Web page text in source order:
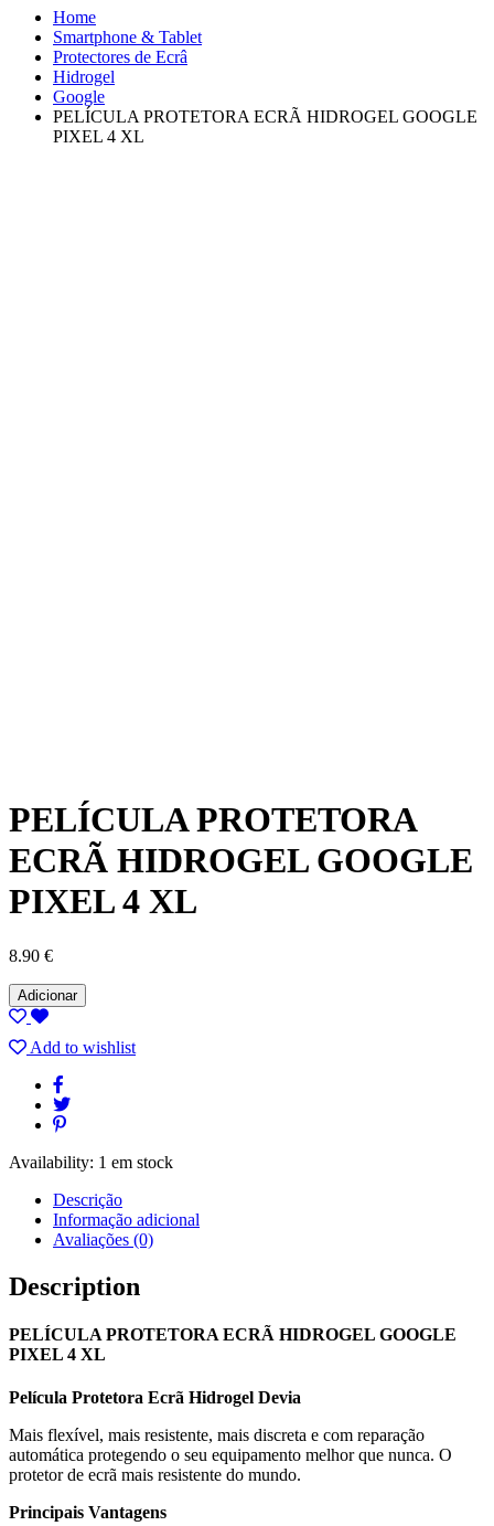
Home
Smartphone & Tablet
Protectores de Ecrâ
Hidrogel
Google
PELÍCULA PROTETORA ECRÃ HIDROGEL GOOGLE
PIXEL 4 XL
PELÍCULA PROTETORA
ECRÃ HIDROGEL GOOGLE
PIXEL 4 XL
8.90 €
PELÍCULA
PROTETORA
HIDROGEL
GOOGLE
PIXEL
Adicionar
Add to wishlist
Availability: 1 em stock
Descrição
Informação adicional
Avaliações (0)
Description
PELÍCULA PROTETORA ECRÃ HIDROGEL GOOGLE
PIXEL 4 XL
Película Protetora Ecrã Hidrogel Devia
Mais flexível, mais resistente, mais discreta e com reparação
automática protegendo o seu equipamento melhor que nunca. O
protetor de ecrã mais resistente do mundo.
Principais Vantagens